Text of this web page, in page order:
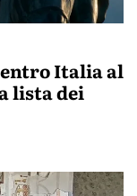
Italia al
lista dei